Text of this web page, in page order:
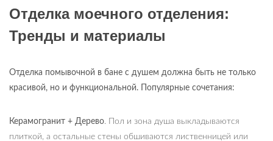
Отделка моечного отделения:
Тренды и материалы
Отделка помывочной в бане с душем должна быть не только
красивой, но и функциональной. Популярные сочетания:
Керамогранит + Дерево. Пол и зона душа выкладываются
плиткой, а остальные стены обшиваются лиственницей или